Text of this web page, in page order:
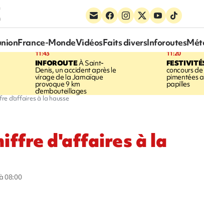
France-MondeVidéosFaits diversInforoutes
11:43
INFOROUTEÀ Saint-
Denis, un accident après le
virage de la Jamaïque
provoque 9 km
d'embouteillages
11:20
concours de
pimentées
papilles
d'affaires à la hausse
d'affaires à la
08:00